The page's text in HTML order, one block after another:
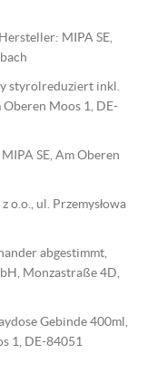
MIPA SE,
styrolreduziert inkl.
Moos 1, DE-
SE, Am Oberen
o.o., ul. Przemysłowa
abgestimmt,
Monzastraße 4D,
Gebinde 400ml,
1, DE-84051